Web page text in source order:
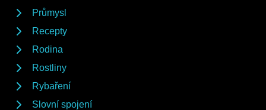
Průmysl
Recepty
Rodina
Rostliny
Rybaření
Slovní spojení